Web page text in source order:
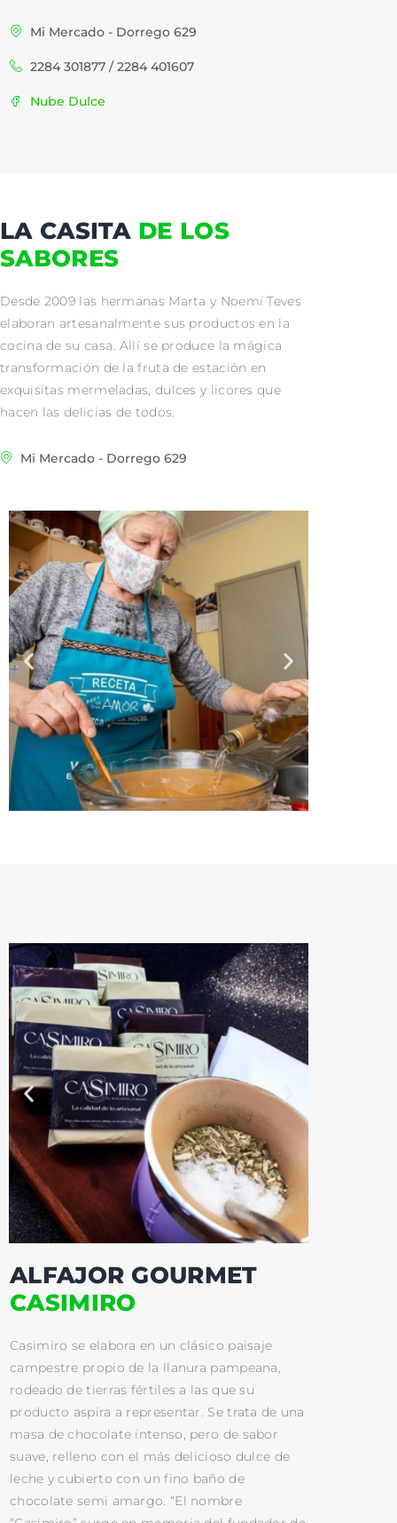
Mi Mercado - Dorrego 629
2284 301877 / 2284 401607
Nube Dulce
LA CASITADE LOS
SABORES
Desde 2009 las hermanas Marta y Noemí Teves
elaboran artesanalmente sus productos en la
cocina de su casa. Allí se produce la mágica
transformación de la fruta de estación en
exquisitas mermeladas, dulces y licores que
hacen las delicias de todos.
Mi Mercado - Dorrego 629
ALFAJOR GOURMET
CASIMIRO
Casimiro se elabora en un clásico paisaje
campestre propio de la llanura pampeana,
rodeado de tierras fértiles a las que su
producto aspira a representar. Se trata de una
masa de chocolate intenso, pero de sabor
suave, relleno con el más delicioso dulce de
leche y cubierto con un fino baño de
chocolate semi amargo. “El nombre